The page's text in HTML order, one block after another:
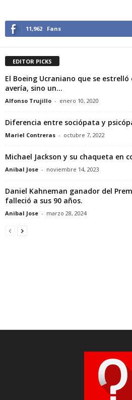
11,962 Fans
EDITOR PICKS
El Boeing Ucraniano que se
avería, sino un...
Alfonso Trujillo - enero 10, 2020
Diferencia entre sociópata y
Mariel Contreras - octubre 7, 2022
Michael Jackson y su chaqueta en
Anibal Jose - noviembre 14, 2023
Daniel Kahneman ganador del
falleció a sus 90 años.
Anibal Jose - marzo 28, 2024